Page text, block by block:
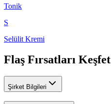
Tonik
S
Selülit Kremi
Flaş Fırsatları Keşfet
Şirket Bilgileri